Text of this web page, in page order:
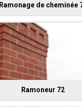
Ramonage de cheminée
Ramoneur 72